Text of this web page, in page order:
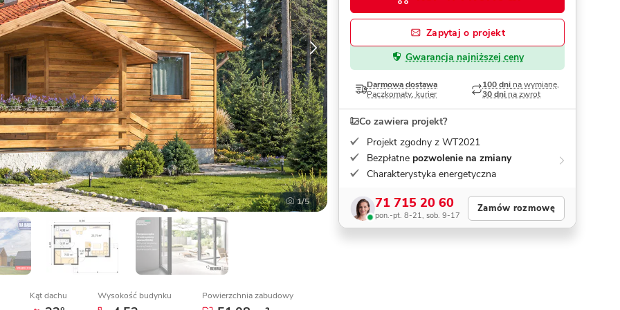
Dom pasywny - co to znaczy
1/5
Kąt dachu Wysokość budynku Powierzchnia zabudowy
Zapytaj o projekt
Gwarancja najniższej ceny
Darmowa dostawa
Paczkomaty, kurier
100 dni na wymianę,
30 dni na zwrot
Co zawiera projekt?
Projekt zgodny z WT2021
Bezpłatne pozwolenie na zmiany
Charakterystyka energetyczna
71 715 20 60
pon.-pt. 8-21, sob. 9-17
Zamów rozmowę